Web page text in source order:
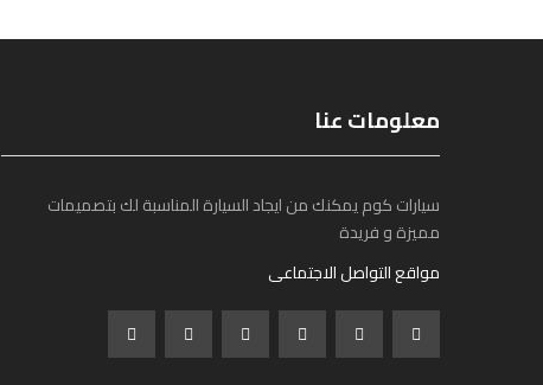
معلومات عنا
سيارات كوم يمكنك من ايجاد السيارة المناسبة لك بتصميمات
مميزة و فريدة
مواقع التواصل الاجتماعى